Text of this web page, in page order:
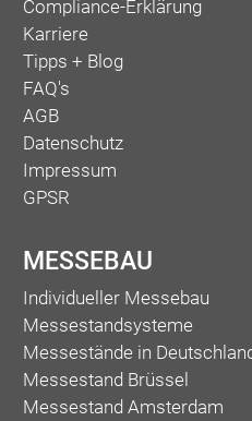
Compliance-Erklärung
Karriere
Tipps + Blog
FAQ's
AGB
Datenschutz
Impressum
GPSR
MESSEBAU
Individueller Messebau
Messestandsysteme
Messestände in
Messestand Brüssel
Messestand Amsterdam